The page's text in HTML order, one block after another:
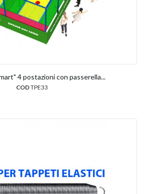
4 postazioni con passerella...
CODTPE33